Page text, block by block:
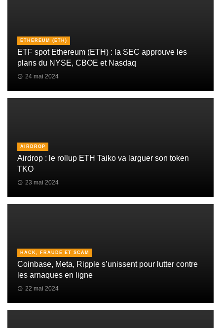
ETHEREUM (ETH)
ETF spot Ethereum (ETH) : la SEC approuve les
plans du NYSE, CBOE et Nasdaq
24 mai 2024
AIRDROP
Airdrop : le rollup ETH Taiko va larguer son token
TKO
23 mai 2024
HACK, FRAUDE ET SCAM
Coinbase, Meta, Ripple s’unissent pour lutter contre
les arnaques en ligne
22 mai 2024